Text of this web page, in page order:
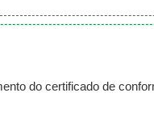
do certificado de